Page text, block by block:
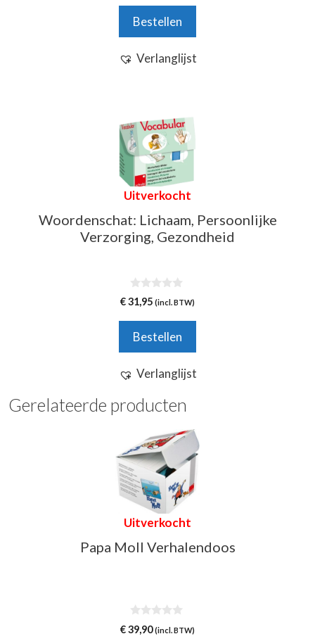
5Bestellen
Verlanglijst
Uitverkocht
Woordenschat: Lichaam, Persoonlijke
Verzorging, Gezondheid
0
v
5
€31,95 (incl. BTW)
Bestellen
Verlanglijst
Gerelateerde producten
Uitverkocht
Papa Moll Verhalendoos
0
v
€39,90 (incl. BTW)